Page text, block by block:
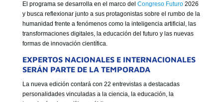
El programa se desarrolla en el marco del Congreso Futuro2026
y busca reflexionar junto a sus protagonistas sobre el rumbo de la
humanidad frente a fenómenos como la inteligencia artificial, las
transformaciones digitales, la educación del futuro y las nuevas
formas de innovación científica.
EXPERTOS NACIONALES E INTERNACIONALES
SERÁN PARTE DE LA TEMPORADA
La nueva edición contará con 22 entrevistas a destacadas
personalidades vinculadas a la ciencia, la educación, la